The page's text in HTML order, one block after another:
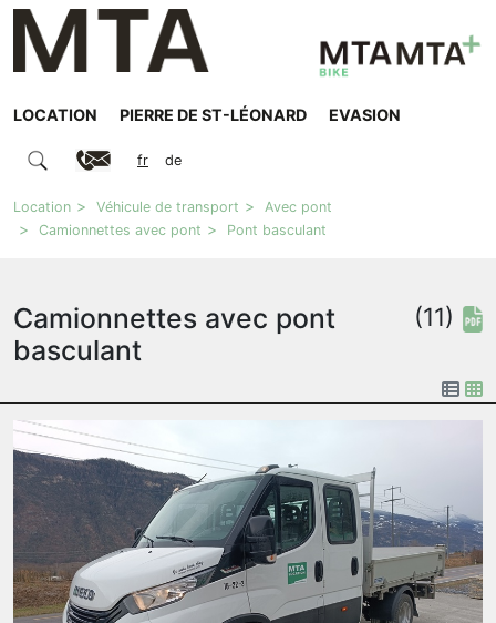
LOCATION PIERRE DE ST-LÉONARD EVASION
fr de
Location Véhicule de transport
Avec pont
Camionnettes avec pont
Pont basculant
Camionnettes avec pont
basculant
(11)